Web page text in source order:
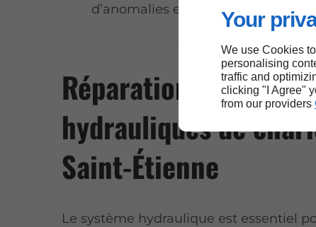
Your
We use Cookies
personalising
traffic and
clicking "I Agree"
from our providers
d’anomalies et les ajustements
Réparation des
hydrauliques de
Saint-Étienne
Le système hydraulique est essentiel